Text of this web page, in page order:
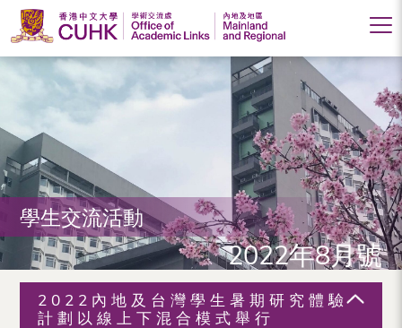
香
港
中
文
大
學
學
術
學生交流活動
2022年8月號
2022內地及台灣學生暑期研究體驗
計劃以線上下混合模式舉行